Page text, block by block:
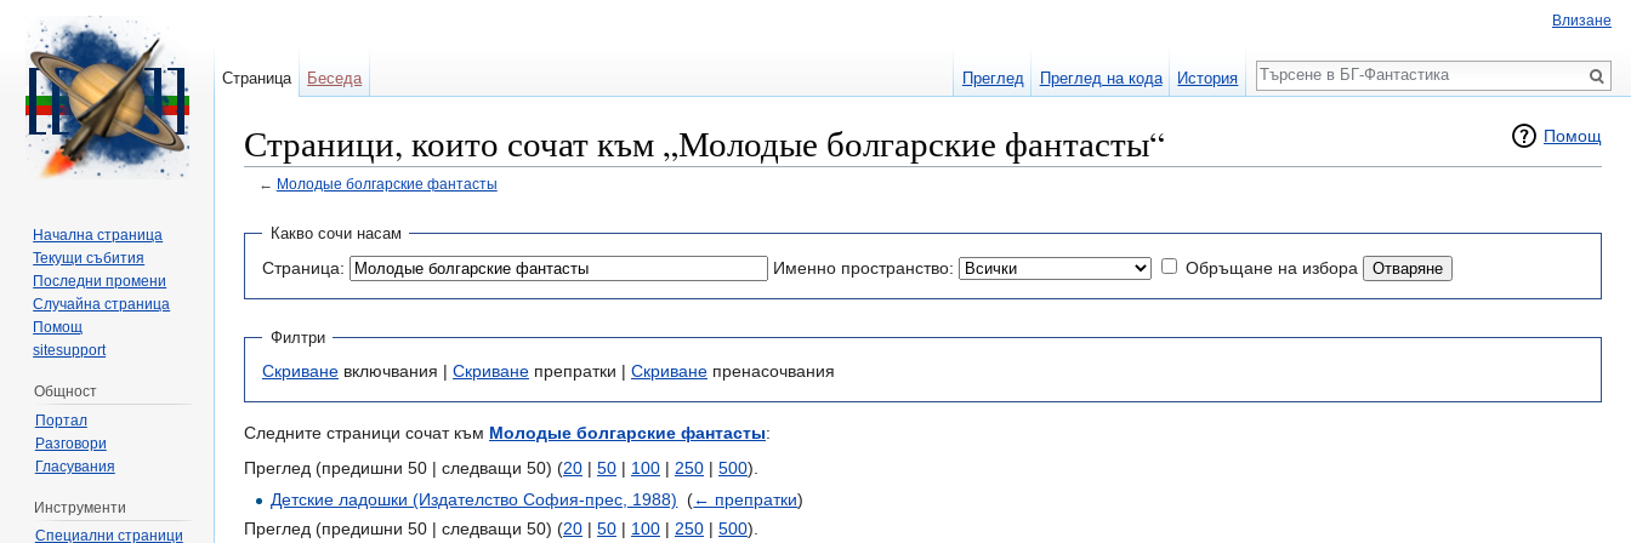
Помощ
Страници, които сочат към „Молодые болгарские фантасты“
← Молодые болгарские фантасты
Какво сочи насам
Страница: Именно пространство: Обръщане на избора
Филтри
Скриване включвания | Скриване препратки | Скриване пренасочвания
Следните страници сочат към Молодые болгарские фантасты:
Преглед (предишни 50 | следващи 50) (20 | 50 | 100 | 250 | 500).
Детские ладошки (Издателство София-прес, 1988) ‎(← препратки)
Преглед (предишни 50 | следващи 50) (20 | 50 | 100 | 250 | 500).
Влизане
Страница Беседа Преглед Преглед на кода История
Търсене
Начална страница
Текущи събития
Последни промени
Случайна страница
Помощ
sitesupport
Общност
Портал
Разговори
Гласувания
Инструменти
Специални страници